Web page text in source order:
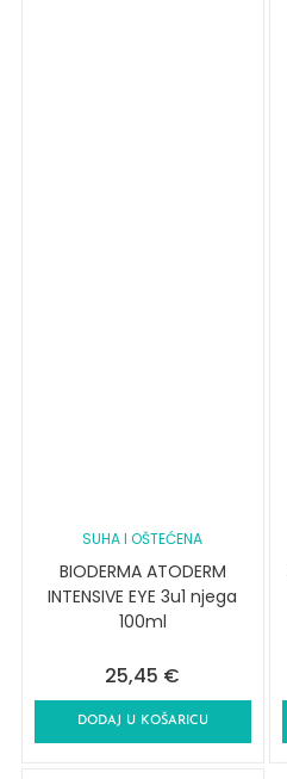
SUHA I OŠTEĆENA
BIODERMA ATODERM
INTENSIVE EYE 3u1 njega
100ml
25,45 €
DODAJ U KOŠARICU